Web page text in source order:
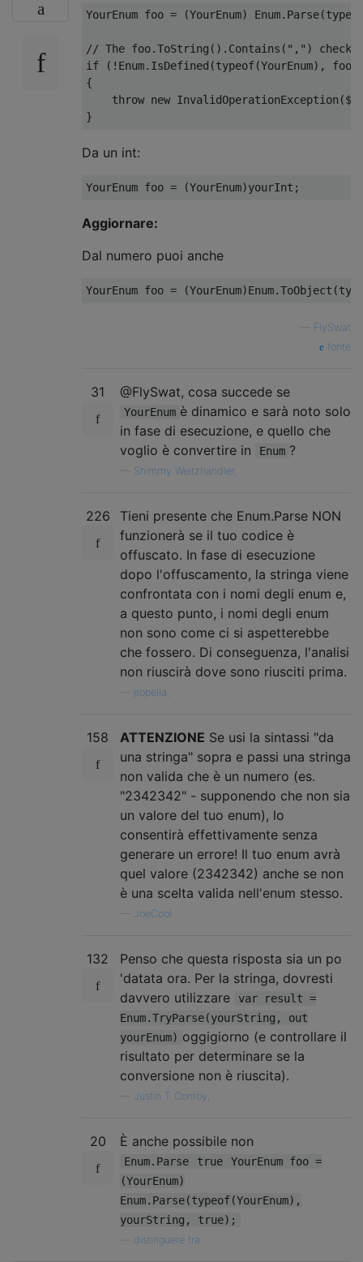
YourEnum foo = (YourEnum) Enum. Parse(
// The foo.ToString().Contains(",") check
if
(! Enum. IsDefined (typeof(YourEnum), foo
{
throw new InvalidOperationException ($
}
Da un int:
YourEnum foo = (YourEnum)yourInt ;
Aggiornare:
Dal numero puoi anche
YourEnum foo = (YourEnum)Enum.ToObject (
FlySwat
fonte
31 @FlySwat, cosa succede se
YourEnum è dinamico e sarà noto solo
in fase di esecuzione, e quello che
voglio è convertire in
Enum ?
Shimmy Weitzhandler,
226
Tieni presente che Enum.Parse NON
funzionerà se il tuo codice è
offuscato. In fase di esecuzione
dopo l'offuscamento, la stringa viene
confrontata con i nomi degli enum e,
a questo punto, i nomi degli enum
non sono come ci si aspetterebbe
che fossero. Di conseguenza, l'analisi
non riuscirà dove sono riusciti prima.
jropella,
158 ATTENZIONE Se usi la sintassi "da
una stringa" sopra e passi una stringa
non valida che è un numero (es.
"2342342" - supponendo che non sia
un valore del tuo enum), lo
consentirà effettivamente senza
generare un errore! Il tuo enum avrà
quel valore (2342342) anche se non
è una scelta valida nell'enum stesso.
JoeCool
132
Penso che questa risposta sia un po
'datata ora. Per la stringa, dovresti
davvero utilizzare
var result =
Enum.TryParse(yourString, out
yourEnum) oggigiorno (e controllare il
risultato per determinare se la
conversione non è riuscita).
Justin T Conroy,
20 È anche possibile non
Enum.Parse true
YourEnum foo =
(YourEnum)
Enum.Parse(typeof(YourEnum),
yourString, true);
distinguere tra